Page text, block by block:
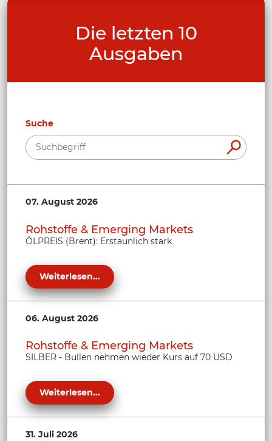
Die letzten 10
Ausgaben
Suche
07. August 2026
Rohstoffe & Emerging Markets
ÖLPREIS (Brent): Erstaunlich stark
Weiterlesen...
06. August 2026
Rohstoffe & Emerging Markets
SILBER - Bullen nehmen wieder Kurs auf 70 USD
Weiterlesen...
31. Juli 2026